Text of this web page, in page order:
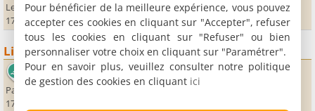
Les Antilles - ZAC du Val de Seugne
17500 Jonzac
Lieux sportifs
Les Antilles de Jonzac, centre aquatique
Parc du Val de Seugne
17500 Jonzac
Pour bénéficier de la meilleure expérience, vous pouvez
accepter ces cookies en cliquant sur "Accepter", refuser
tous les cookies en cliquant sur "Refuser" ou bien
personnaliser votre choix en cliquant sur "Paramétrer".
Pour en savoir plus, veuillez consulter notre politique
de gestion des cookies en cliquant ici